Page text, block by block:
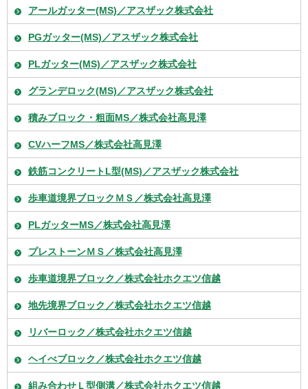
アールガッター(MS)／アスザック株式会社
PGガッター(MS)／アスザック株式会社
PLガッター(MS)／アスザック株式会社
グランデロック(MS)／アスザック株式会社
積みブロック・粗面MS／株式会社高見澤
CVハーフMS／株式会社高見澤
鉄筋コンクリートL型(MS)／アスザック株式会社
歩車道境界ブロックＭＳ／株式会社高見澤
PLガッターMS／株式会社高見澤
プレストーンＭＳ／株式会社高見澤
歩車道境界ブロック／株式会社ホクエツ信越
地先境界ブロック／株式会社ホクエツ信越
リバーロック／株式会社ホクエツ信越
ヘイべブロック／株式会社ホクエツ信越
組み合わせＬ型側溝／株式会社ホクエツ信越